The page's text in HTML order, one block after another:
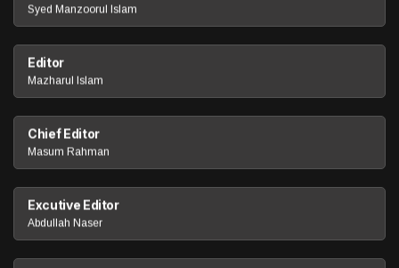
Syed Manzoorul Islam
Editor
Mazharul Islam
Chief Editor
Masum Rahman
Excutive Editor
Abdullah Naser